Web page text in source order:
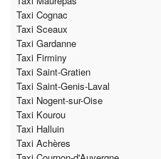
Taxi Cognac
Taxi Sceaux
Taxi Gardanne
Taxi Firminy
Taxi Saint-Gratien
Taxi Saint-Genis-Laval
Taxi Nogent-sur-Oise
Taxi Kourou
Taxi Halluin
Taxi Achères